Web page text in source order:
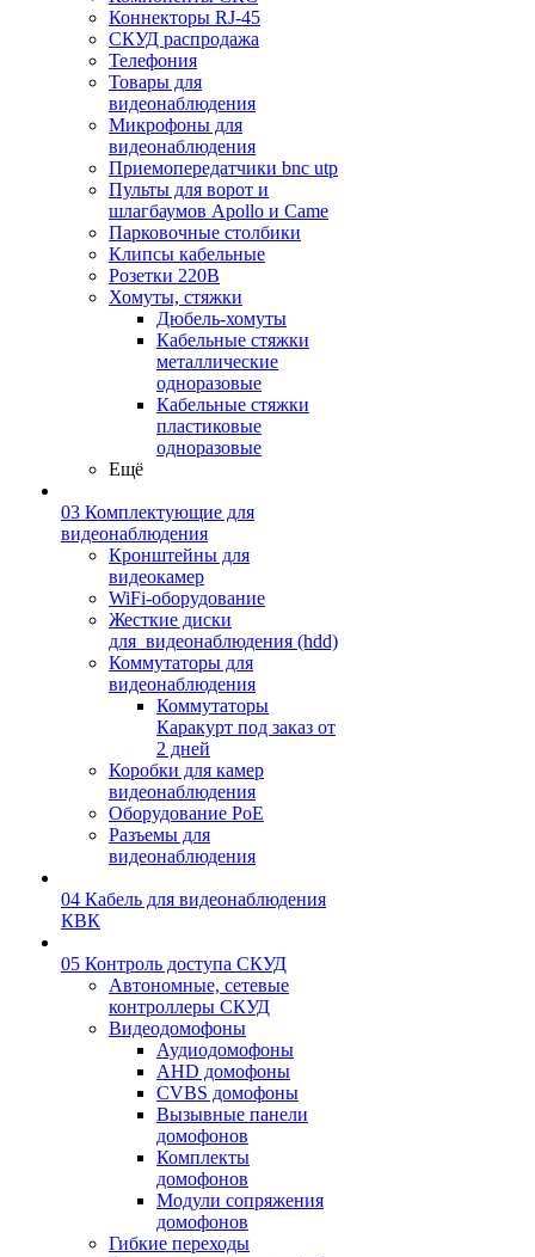
Коннекторы RJ-45
СКУД распродажа
Телефония
Товары для
видеонаблюдения
Микрофоны для
видеонаблюдения
Приемопередатчики bnc utp
Пульты для ворот и
шлагбаумов Apollo и Came
Парковочные столбики
Клипсы кабельные
Розетки 220В
Хомуты, стяжки
Дюбель-хомуты
Кабельные стяжки
металлические
одноразовые
Кабельные стяжки
пластиковые
одноразовые
Ещё
03 Комплектующие для
видеонаблюдения
Кронштейны для
видеокамер
WiFi-оборудование
Жесткие диски
для_видеонаблюдения (hdd)
Коммутаторы для
видеонаблюдения
Коммутаторы
Каракурт под заказ от
2 дней
Коробки для камер
видеонаблюдения
Оборудование PoE
Разъемы для
видеонаблюдения
04 Кабель для видеонаблюдения
КВК
05 Контроль доступа СКУД
Автономные, сетевые
контроллеры СКУД
Видеодомофоны
Аудиодомофоны
AHD домофоны
CVBS домофоны
Вызывные панели
домофонов
Комплекты
домофонов
Модули сопряжения
домофонов
Гибкие переходы